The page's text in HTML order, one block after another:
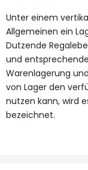
Unter einem
Allgemeinen ein
Dutzende
und
Warenlagerung
von Lager den
nutzen kann, wird
bezeichnet.